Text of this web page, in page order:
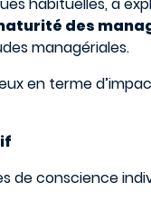
des
managériales.
en terme
de conscience